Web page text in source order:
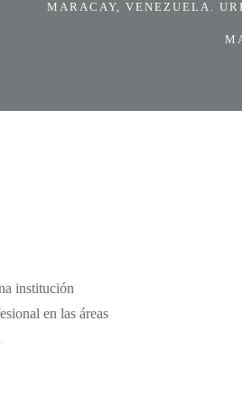
MARACAY, VENEZUELA.
institución
en las áreas